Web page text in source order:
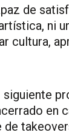
de
ni
cultura,
en
de